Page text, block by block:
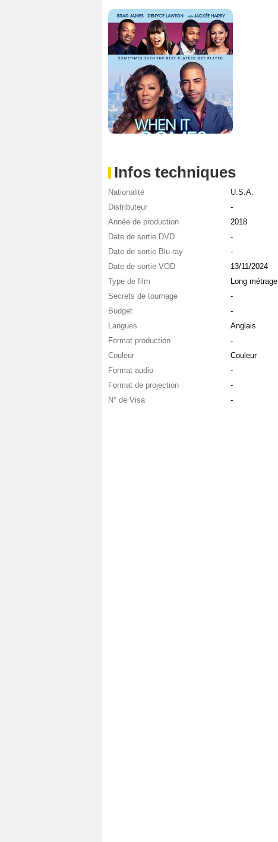
Infos techniques
Nationalité
U.S.A.
Distributeur
-
Année de production
2018
Date de sortie DVD
-
Date de sortie Blu-ray
-
Date de sortie VOD
13/11/2024
Type de film
Long métrage
Secrets de tournage
-
Budget
-
Langues
Anglais
Format production
-
Couleur
Couleur
Format audio
-
Format de projection
-
N° de Visa
-